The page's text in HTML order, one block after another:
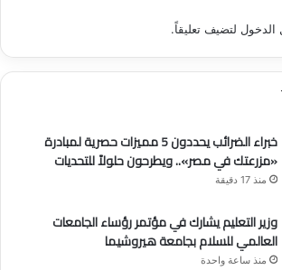
لتضيف تعليقاً.
خبراء الضرائب يحددون 5 مميزات حصرية لمبادرة
«مزرعتك في مصر».. ويطرحون حلولاً للتحديات
منذ 17 دقيقة
وزير التعليم يشارك في مؤتمر رؤساء الجامعات
العالمي للسلام بجامعة هيروشيما
منذ ساعة واحدة